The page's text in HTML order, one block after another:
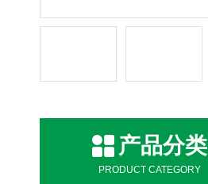
产品分类
PRODUCT CATEGORY